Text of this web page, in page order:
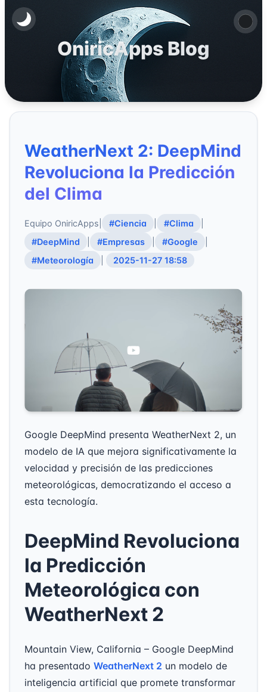
OniricApps Blog
WeatherNext 2: DeepMind
Revoluciona la Predicción
del Clima
Equipo OniricApps #Ciencia #Clima
#DeepMind
#Empresas #Google
#Meteorología
2025-11-27 18:58
Google DeepMind presenta WeatherNext 2, un
modelo de IA que mejora significativamente la
velocidad y precisión de las predicciones
meteorológicas, democratizando el acceso a
esta tecnología.
DeepMind Revoluciona
la Predicción
Meteorológica con
WeatherNext 2
Mountain View, California – Google DeepMind
ha presentado WeatherNext 2 un modelo de
inteligencia artificial que promete transformar